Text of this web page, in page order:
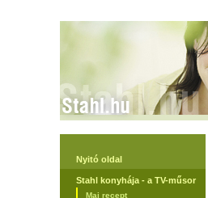
Nyitó oldal
Stahl konyhája - a TV-műsor
Mai recept